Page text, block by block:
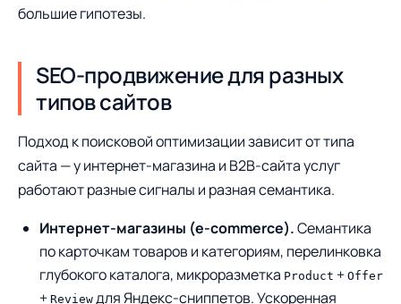
большие гипотезы.
SEO-продвижение для разных
типов сайтов
Подход к поисковой оптимизации зависит от типа
сайта — у интернет-магазина и B2B-сайта услуг
работают разные сигналы и разная семантика.
Интернет-магазины (e-commerce).Семантика
по карточкам товаров и категориям, перелинковка
глубокого каталога, микроразметка Product + Offer
+ Review для Яндекс-сниппетов. Ускоренная